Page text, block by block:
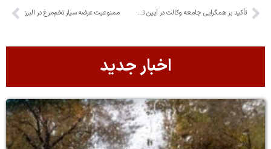
تأکید بر همگرایی جامعه وکالت در آیین تجلیل از کارآموزان وکلای جوان ممنوعیت عرضه سیار تخم‌مرغ در البرز
اخبار جدید